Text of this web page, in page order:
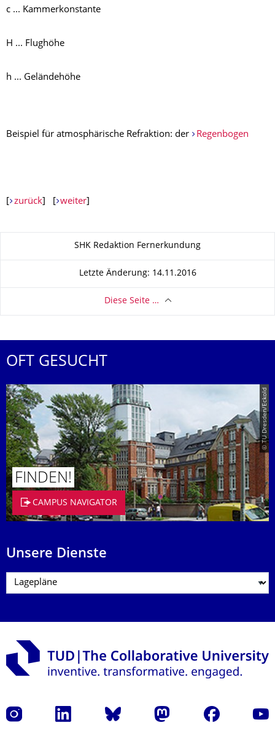
c ... Kammerkonstante
H ... Flughöhe
h ... Geländehöhe
Beispiel für atmosphärische Refraktion: der Regenbogen
zurück] [ weiter
Zu dieser SeiteSHK Redaktion Fernerkundung
Letzte Änderung: 14.11.2016
Diese Seite …
OFT GESUCHT
© TU Dresden/Eckold
FINDEN!
CAMPUS NAVIGATOR
Unsere Dienste
Instagram LinkedIn Bluesky Mastodon Facebook